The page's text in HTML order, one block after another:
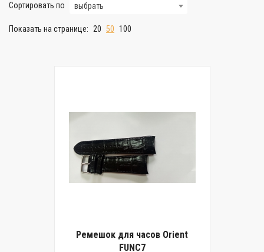
Сортировать по выбрать
Показать на странице: 20 50 100
Ремешок для часов Orient
FUNC7